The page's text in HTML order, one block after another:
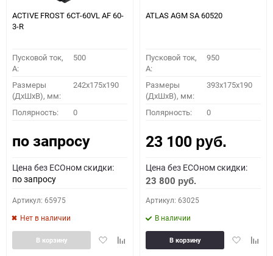
ПОДОБРАТЬ
Как определить полярность?
0 - обратная 1 - прямая 3 - обратная 4 - прямая
ACTIVE FROST 6СТ-60VL АF 60-
3-R
Пусковой ток,
A:
500
Размеры
(ДхШхВ), мм:
242x175x190
Полярность: 0
по запросу
Цена без ECOном скидки:
по запросу
Артикул: 65975
Нет в наличии
ДобавитьДобавить
В корзину
ATLAS AGM SA 60520
Пусковой ток,
A:
950
Размеры
(ДхШхВ), мм:
393x175x190
Полярность: 0
23 100 руб.
Цена без ECOном скидки:
23 800 руб.
Артикул: 63025
В наличии
Добавить
В корзину